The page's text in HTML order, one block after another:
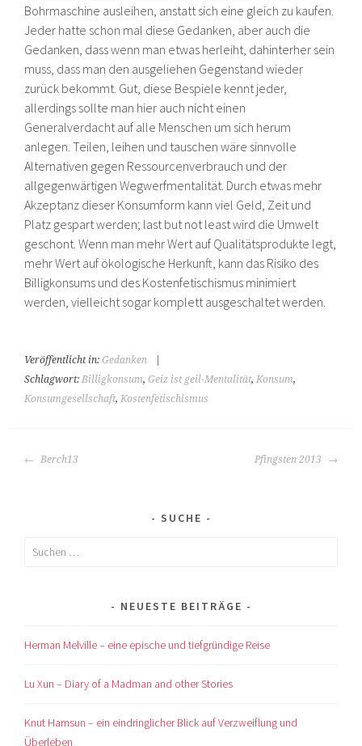
Bohrmaschine ausleihen, anstatt sich eine gleich zu kaufen.
Jeder hatte schon mal diese Gedanken, aber auch die
Gedanken, dass wenn man etwas herleiht, dahinterher sein
muss, dass man den ausgeliehen Gegenstand wieder
zurück bekommt. Gut, diese Bespiele kennt jeder,
allerdings sollte man hier auch nicht einen
Generalverdacht auf alle Menschen um sich herum
anlegen. Teilen, leihen und tauschen wäre sinnvolle
Alternativen gegen Ressourcenverbrauch und der
allgegenwärtigen Wegwerfmentalität. Durch etwas mehr
Akzeptanz dieser Konsumform kann viel Geld, Zeit und
Platz gespart werden; last but not least wird die Umwelt
geschont. Wenn man mehr Wert auf Qualitätsprodukte legt,
mehr Wert auf ökologische Herkunft, kann das Risiko des
Billigkonsums und des Kostenfetischismus minimiert
werden, vielleicht sogar komplett ausgeschaltet werden.
Veröffentlicht in:Gedanken
Schlagwort:Billigkonsum,Geiz ist geil-Mentalität,Konsum,
Konsumgesellschaft,Kostenfetischismus
BEITRAGS-
Berch13 Pfingsten 2013
SUCHE
Suchen
NEUESTE BEITRÄGE
Herman Melville – eine epische und tiefgründige Reise
Lu Xun – Diary of a Madman and other Stories
Knut Hamsun – ein eindringlicher Blick auf Verzweiflung und
Überleben